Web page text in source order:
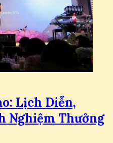
Lịch Diễn,
Nghiệm Thưởng